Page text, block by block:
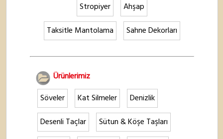
Stropiyer
Ahşap
Taksitle Mantolama
Sahne Dekorları
Ürünlerimiz
Söveler
Kat Silmeler
Denizlik
Desenli Taçlar
Sütun & Köşe Taşları